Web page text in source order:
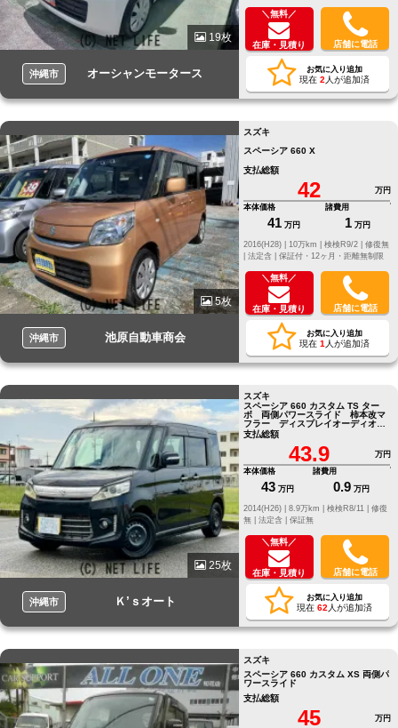
19枚
沖縄市 オーシャンモータース
＼無料／
在庫・見積り 店舗に電話
お気に入り追加
現在 2 人が追加済
5枚
沖縄市 池原自動車商会
スズキ
スペーシア 660 X
支払総額
42
万円
本体価格
41 万円
諸費用
1 万円
修復無
法定含 | 保証付・12ヶ月・距離無制限
＼無料／
在庫・見積り 店舗に電話
お気に入り追加
現在 1 人が追加済
25枚
沖縄市 Ｋ’ｓオート
スズキ
スペーシア 660 カスタム TS ター
ボ 両側パワースライド 柿本改マ
フラー ディスプレイオーディオ
Bluetooth バックカメラ
支払総額
43.9
万円
本体価格
43 万円
諸費用
0.9 万円
修復
無 | 法定含 | 保証無
＼無料／
在庫・見積り 店舗に電話
お気に入り追加
現在 62 人が追加済
スズキ
スペーシア 660 カスタム XS 両側パ
ワースライド
支払総額
45 万円